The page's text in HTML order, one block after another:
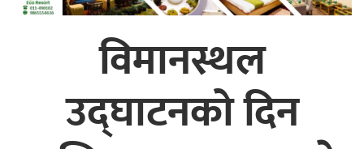
विमानस्थल
उद्घाटनको दिन